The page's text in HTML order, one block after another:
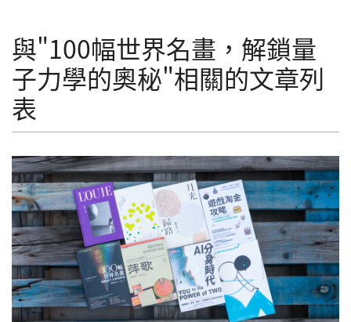
與"100幅世界名畫，解鎖量
子力學的奧秘"相關的文章列
表